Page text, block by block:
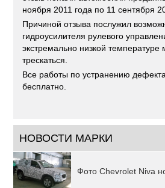
ноября 2011 года по 11 сентября
Причиной отзыва послужил
гидроусилителя рулевого
экстремально низкой температуре
трескаться.
Все работы по устранению
бесплатно.
НОВОСТИ МАРКИ
Фото Chevrolet Niva